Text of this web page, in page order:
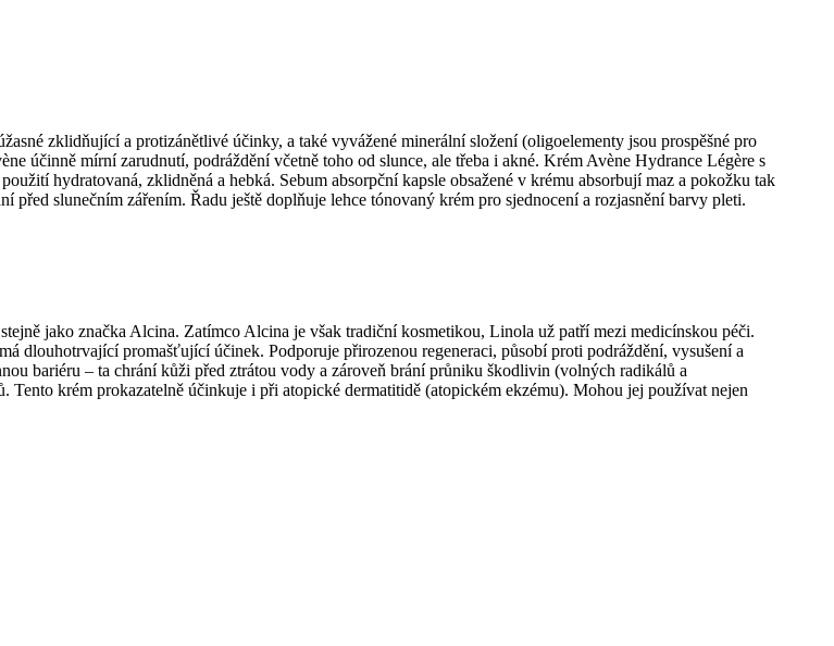
zklidňující a protizánětlivé účinky, a také vyvážené minerální složení (oligoelementy jsou prospěšné pro
účinně mírní zarudnutí, podráždění včetně toho od slunce, ale třeba i akné. Krém Avène Hydrance Légère s
hydratovaná, zklidněná a hebká. Sebum absorpční kapsle obsažené v krému absorbují maz a pokožku tak
slunečním zářením. Řadu ještě doplňuje lehce tónovaný krém pro sjednocení a rozjasnění barvy pleti.
jako značka Alcina. Zatímco Alcina je však tradiční kosmetikou, Linola už patří mezi medicínskou péči.
dlouhotrvající promašťující účinek. Podporuje přirozenou regeneraci, působí proti podráždění, vysušení a
bariéru – ta chrání kůži před ztrátou vody a zároveň brání průniku škodlivin (volných radikálů a
krém prokazatelně účinkuje i při atopické dermatitidě (atopickém ekzému). Mohou jej používat nejen